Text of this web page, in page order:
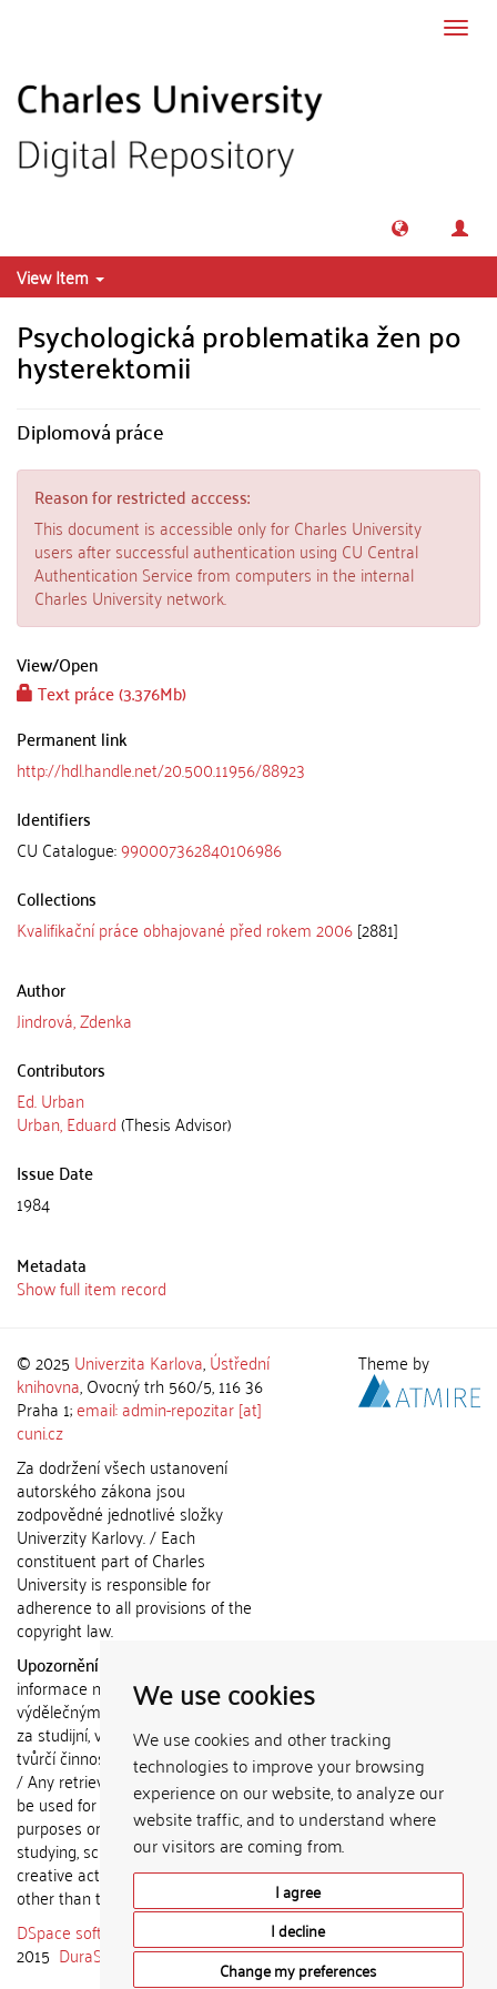
We use cookies
We use cookies and other tracking
technologies to improve your browsing
experience on our website, to analyze our
website traffic, and to understand where
our visitors are coming from.
I agree
I decline
Change my preferences
View Item
Psychologická problematika žen po
hysterektomii
Diplomová práce
Reason for restricted acccess:
This document is accessible only for Charles University
users after successful authentication using CU Central
Authentication Service from computers in the internal
Charles University network.
View/Open
Text práce (3.376Mb)
Permanent link
http://hdl.handle.net/20.500.11956/88923
Identifiers
CU Catalogue:990007362840106986
Collections
Kvalifikační práce obhajované před rokem 2006[2881]
Author
Jindrová, Zdenka
Contributors
Ed. Urban
Urban, Eduard(Thesis Advisor)
Issue Date
1984
Metadata
Show full item record
© 2025 Univerzita Karlova,Ústřední
knihovna, Ovocný trh 560/5, 116 36
Praha 1;email: admin-repozitar [at]
cuni.cz
Za dodržení všech ustanovení
autorského zákona jsou
zodpovědné jednotlivé složky
Univerzity Karlovy. / Each
constituent part of Charles
University is responsible for
adherence to all provisions of the
copyright law.
Upozornění / Notice:
informace nemohou být použity k
výdělečným účelům nebo vydávány
za studijní, vědeckou nebo jinou
tvůrčí činnost jiné osoby než autora.
/ Any retrieved information shall not
be used for any commercial
purposes or claimed as results of
studying, scientific or any other
creative activities of any person
other than the author.
DSpace software
2015 DuraSpace
Theme by